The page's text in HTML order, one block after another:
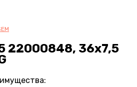
22000848, 36х7,5